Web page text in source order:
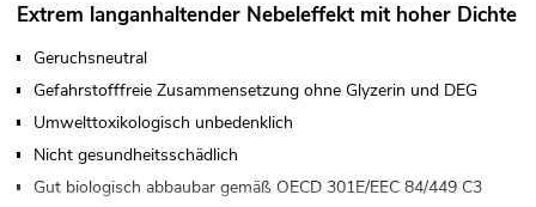
Extrem langanhaltender Nebeleffekt mit hoher Dichte
Geruchsneutral
Gefahrstofffreie Zusammensetzung ohne Glyzerin und DEG
Umwelttoxikologisch unbedenklich
Nicht gesundheitsschädlich
Gut biologisch abbaubar gemäß OECD 301E/EEC 84/449 C3